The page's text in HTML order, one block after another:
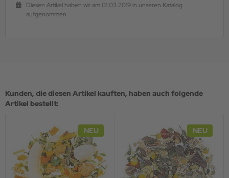
Diesen Artikel haben wir am 01.03.2019 in unseren Katalog
aufgenommen.
Kunden, die diesen Artikel kauften, haben auch folgende
Artikel bestellt:
NEU NEU